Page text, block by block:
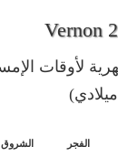
الفجر الشروق